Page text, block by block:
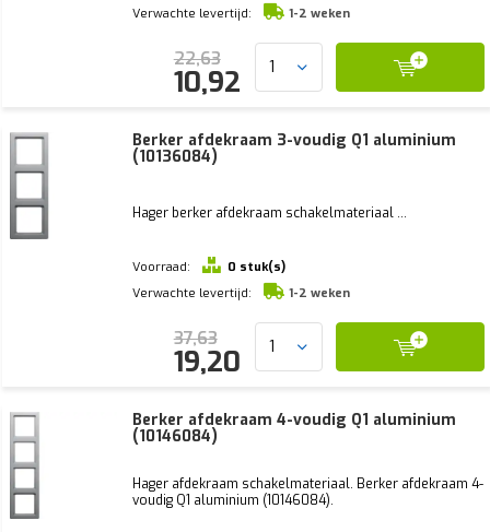
Verwachte levertijd:
1-2 weken
22,63
10,92
Berker afdekraam 3-voudig Q1 aluminium
(10136084)
Hager berker afdekraam schakelmateriaal ...
Voorraad:
0 stuk(s)
Verwachte levertijd:
1-2 weken
37,63
19,20
Berker afdekraam 4-voudig Q1 aluminium
(10146084)
Hager afdekraam schakelmateriaal. Berker afdekraam 4-
voudig Q1 aluminium (10146084).